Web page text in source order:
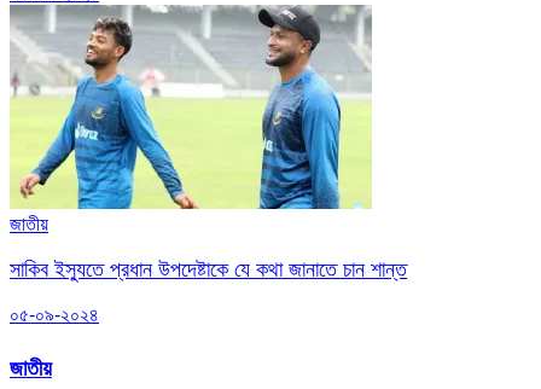
জাতীয়
সাকিব ইস্যুতে প্রধান উপদেষ্টাকে যে কথা জানাতে চান শান্ত
০৫-০৯-২০২৪
জাতীয়